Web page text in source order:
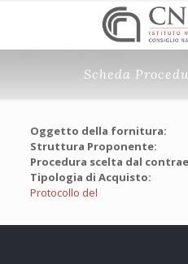
Scheda
Oggetto della fornitura:
Struttura Proponente:
Procedura scelta dal
Tipologia di Acquisto:
Protocollo del